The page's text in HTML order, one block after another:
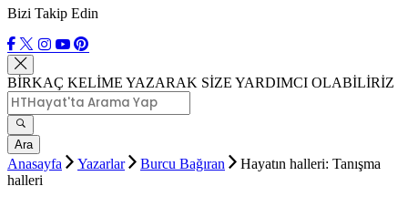
Bizi Takip Edin
BİRKAÇ KELİME YAZARAK SİZE YARDIMCI OLABİLİRİZ
Ara
Anasayfa Yazarlar Burcu Bağıran
Hayatın halleri: Tanışma
halleri